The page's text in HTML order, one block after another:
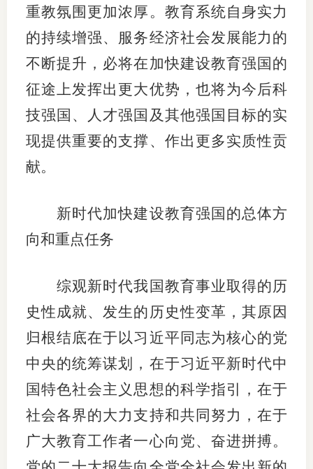
重教氛围更加浓厚。教育系统自身实力
的持续增强、服务经济社会发展能力的
不断提升，必将在加快建设教育强国的
征途上发挥出更大优势，也将为今后科
技强国、人才强国及其他强国目标的实
现提供重要的支撑、作出更多实质性贡
献。
新时代加快建设教育强国的总体方
向和重点任务
综观新时代我国教育事业取得的历
史性成就、发生的历史性变革，其原因
归根结底在于以习近平同志为核心的党
中央的统筹谋划，在于习近平新时代中
国特色社会主义思想的科学指引，在于
社会各界的大力支持和共同努力，在于
广大教育工作者一心向党、奋进拼搏。